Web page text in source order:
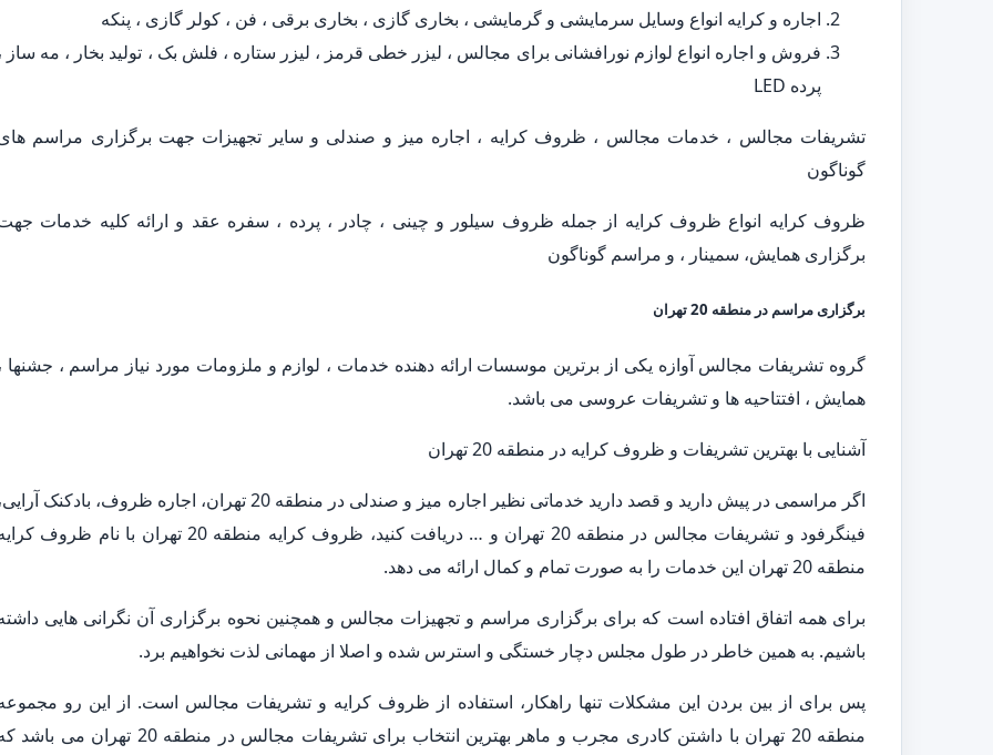
اجاره و کرایه انواع وسایل سرمایشی و گرمایشی ، بخاری گازی ، بخاری برقی ، فن ، کولر گازی ، پنکه
فروش و اجاره انواع لوازم نورافشانی برای مجالس ، لیزر خطی قرمز ، لیزر ستاره ، فلش بک ، تولید بخار ، مه ساز
پرده LED
تشریفات مجالس ، خدمات مجالس ، ظروف کرایه ، اجاره میز و صندلی و سایر تجهیزات جهت برگزاری مراسم
گوناگون
ظروف کرایه انواع ظروف کرایه از جمله ظروف سیلور و چینی ، چادر ، پرده ، سفره عقد و ارائه کلیه خدمات
برگزاری همایش، سمینار ، و مراسم گوناگون
برگزاری مراسم در منطقه 20 تهران
گروه تشریفات مجالس آوازه یکی از برترین موسسات ارائه دهنده خدمات ، لوازم و ملزومات مورد نیاز مراسم ، جشنها
همایش ، افتتاحیه ها و تشریفات عروسی می باشد.
آشنایی با بهترین تشریفات و ظروف کرایه در منطقه 20 تهران
اگر مراسمی در پیش دارید و قصد دارید خدماتی نظیر اجاره میز و صندلی در منطقه 20 تهران، اجاره ظروف، بادکنک
فینگرفود و تشریفات مجالس در منطقه 20 تهران و … دریافت کنید، ظروف کرایه منطقه 20 تهران با نام ظروف
منطقه 20 تهران این خدمات را به صورت تمام و کمال ارائه می دهد.
برای همه اتفاق افتاده است که برای برگزاری مراسم و تجهیزات مجالس و همچنین نحوه برگزاری آن نگرانی هایی
باشیم. به همین خاطر در طول مجلس دچار خستگی و استرس شده و اصلا از مهمانی لذت نخواهیم برد.
پس برای از بین بردن این مشکلات تنها راهکار، استفاده از ظروف کرایه و تشریفات مجالس است. از این رو
منطقه 20 تهران با داشتن کادری مجرب و ماهر بهترین انتخاب برای تشریفات مجالس در منطقه 20 تهران می